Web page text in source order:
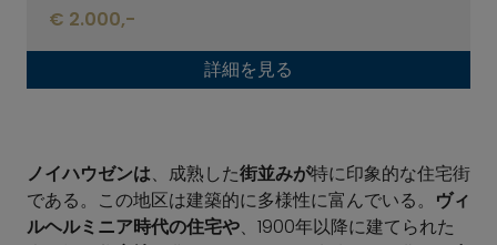
€ 2.000,-
詳細を見る
ノイハウゼンは、成熟した街並みが特に印象的な住宅街
である。この地区は建築的に多様性に富んでいる。 ヴィ
ルヘルミニア時代の住宅や、1900年以降に建てられた